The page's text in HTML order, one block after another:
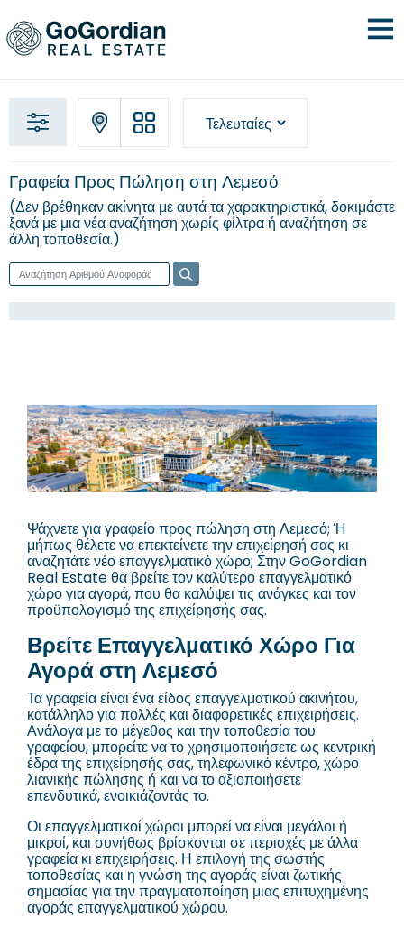
Γραφεία Προς Πώληση στη Λεμεσό
Δεν βρέθηκαν ακίνητα με αυτά τα χαρακτηριστικά, δοκιμάστε
ξανά με μια νέααναζήτηση χωρίς φίλτρα ή αναζήτηση σε
άλλη τοποθεσία.
Ψάχνετε για γραφείο προς πώληση στη Λεμεσό; Ή
μήπως θέλετε να επεκτείνετε την επιχείρησή σας κι
αναζητάτε νέο επαγγελματικό χώρο; Στην GoGordian
Real Estate θα βρείτε τον καλύτερο επαγγελματικό
χώρο για αγορά, που θα καλύψει τις ανάγκες και τον
προϋπολογισμό της επιχείρησής σας.
Βρείτε Επαγγελματικό Χώρο Για
Αγορά στη Λεμεσό
Τα γραφεία είναι ένα είδος επαγγελματικού ακινήτου,
κατάλληλο για πολλές και διαφορετικές επιχειρήσεις.
Ανάλογα με το μέγεθος και την τοποθεσία του
γραφείου, μπορείτε να το χρησιμοποιήσετε ως κεντρική
έδρα της επιχείρησής σας, τηλεφωνικό κέντρο, χώρο
λιανικής πώλησης ή και να το αξιοποιήσετε
επενδυτικά, ενοικιάζοντάς το.
Οι επαγγελματικοί χώροι μπορεί να είναι μεγάλοι ή
μικροί, και συνήθως βρίσκονται σε περιοχές με άλλα
γραφεία κι επιχειρήσεις. Η επιλογή της σωστής
τοποθεσίας και η γνώση της αγοράς είναι ζωτικής
σημασίας για την πραγματοποίηση μιας επιτυχημένης
αγοράς επαγγελματικού χώρου.